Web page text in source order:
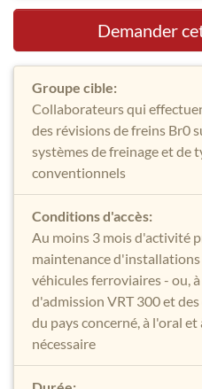
Demander
Groupe cible:
Collaborateurs qui
des révisions de freins Br0
systèmes de freinage et de
conventionnels
Conditions d'accès:
Au moins 3 mois d'activité
maintenance d'installations
véhicules ferroviaires - ou,
d'admission VRT 300 et
du pays concerné, à l'oral
nécessaire